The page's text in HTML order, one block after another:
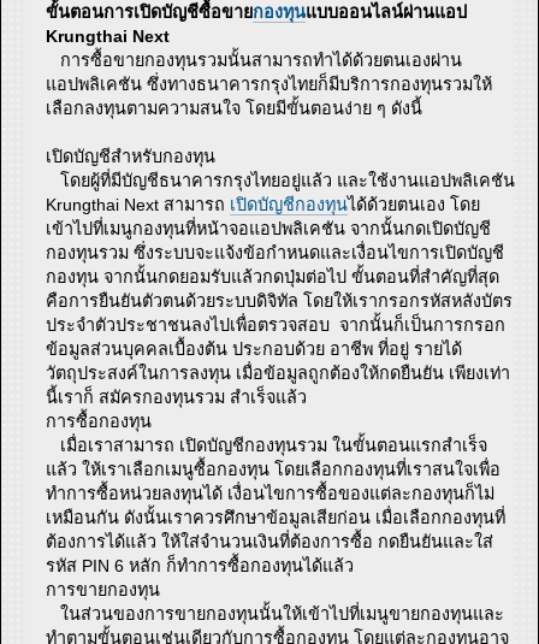
ขั้นตอนการเปิดบัญชีซื้อขายกองทุนแบบออนไลน์ผ่านแอป
Krungthai Next
การซื้อขายกองทุนรวมนั้นสามารถทำได้ด้วยตนเองผ่าน
แอปพลิเคชัน ซึ่งทางธนาคารกรุงไทยก็มีบริการกองทุนรวมให้
เลือกลงทุนตามความสนใจ โดยมีขั้นตอนง่าย ๆ ดังนี้
เปิดบัญชีสำหรับกองทุน
โดยผู้ที่มีบัญชีธนาคารกรุงไทยอยู่แล้ว และใช้งานแอปพลิเคชัน
Krungthai Next สามารถ เปิดบัญชีกองทุนได้ด้วยตนเอง โดย
เข้าไปที่เมนูกองทุนที่หน้าจอแอปพลิเคชัน จากนั้นกดเปิดบัญชี
กองทุนรวม ซึ่งระบบจะแจ้งข้อกำหนดและเงื่อนไขการเปิดบัญชี
กองทุน จากนั้นกดยอมรับแล้วกดปุ่มต่อไป ขั้นตอนที่สำคัญที่สุด
คือการยืนยันตัวตนด้วยระบบดิจิทัล โดยให้เรากรอกรหัสหลังบัตร
ประจำตัวประชาชนลงไปเพื่อตรวจสอบ จากนั้นก็เป็นการกรอก
ข้อมูลส่วนบุคคลเบื้องต้น ประกอบด้วย อาชีพ ที่อยู่ รายได้
วัตถุประสงค์ในการลงทุน เมื่อข้อมูลถูกต้องให้กดยืนยัน เพียงเท่า
นี้เราก็ สมัครกองทุนรวม สำเร็จแล้ว
การซื้อกองทุน
เมื่อเราสามารถ เปิดบัญชีกองทุนรวม ในขั้นตอนแรกสำเร็จ
แล้ว ให้เราเลือกเมนูซื้อกองทุน โดยเลือกกองทุนที่เราสนใจเพื่อ
ทำการซื้อหน่วยลงทุนได้ เงื่อนไขการซื้อของแต่ละกองทุนก็ไม่
เหมือนกัน ดังนั้นเราควรศึกษาข้อมูลเสียก่อน เมื่อเลือกกองทุนที่
ต้องการได้แล้ว ให้ใส่จำนวนเงินที่ต้องการซื้อ กดยืนยันและใส่
รหัส PIN 6 หลัก ก็ทำการซื้อกองทุนได้แล้ว
การขายกองทุน
ในส่วนของการขายกองทุนนั้นให้เข้าไปที่เมนูขายกองทุนและ
ทำตามขั้นตอนเช่นเดียวกับการซื้อกองทุน โดยแต่ละกองทุนอาจ